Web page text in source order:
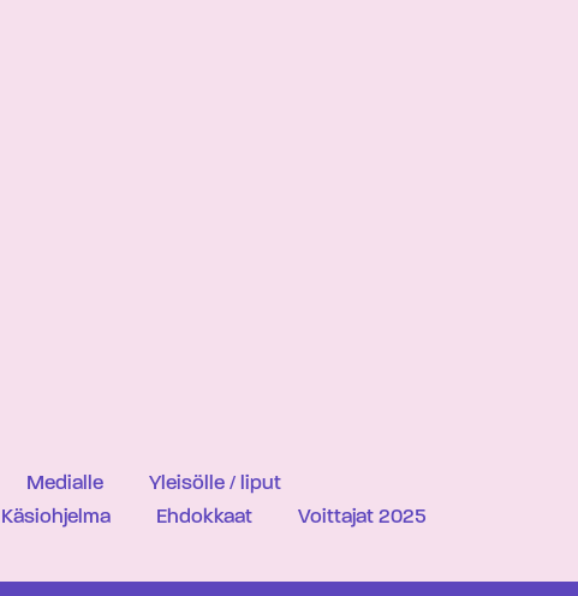
Medialle
Yleisölle / liput
Käsiohjelma Ehdokkaat
Voittajat 2025